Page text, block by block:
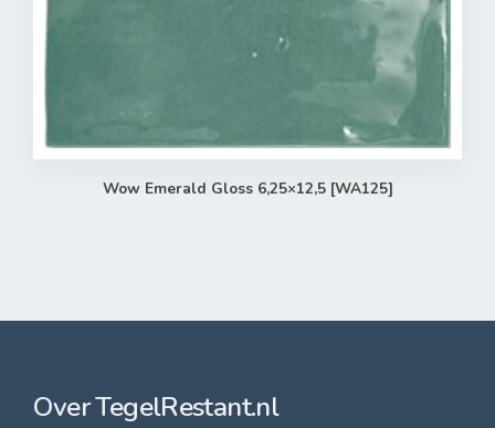
Wow Emerald Gloss 6,25×12,5 [WA125]
Over TegelRestant.nl